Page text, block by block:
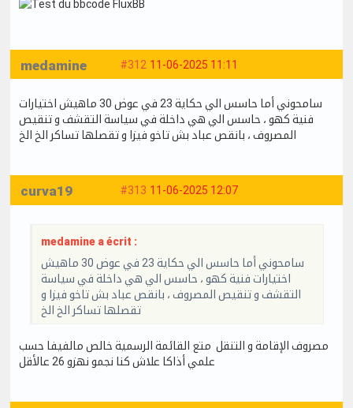
#312 11-06-2025 11:11
medamine
سامحوني أما حاسس الي حكاية 23 في عوض 30 ماهيش اختيارات
فنية كهو ، حاسس الي هي داخلة في سياسة التقشف و تنقيص
المصروف ، بانقص عباد بش تاخو فيزا و تقصلها تساكر الخ الخ
#313 11-06-2025 12:07
curva19
medamine a écrit :
سامحوني أما حاسس الي حكاية 23 في عوض 30 ماهيش
اختيارات فنية كهو ، حاسس الي هي داخلة في سياسة
التقشف و تنقيص المصروف ، بانقص عباد بش تاخو فيزا و
تقصلها تساكر الخ الخ
مصروف الإقامة و التنقل متع القائمة الرسمية خالص مالفيفا حسب
علمي أذاكا علاش كنا نجمو نهزو 26 عالأقل